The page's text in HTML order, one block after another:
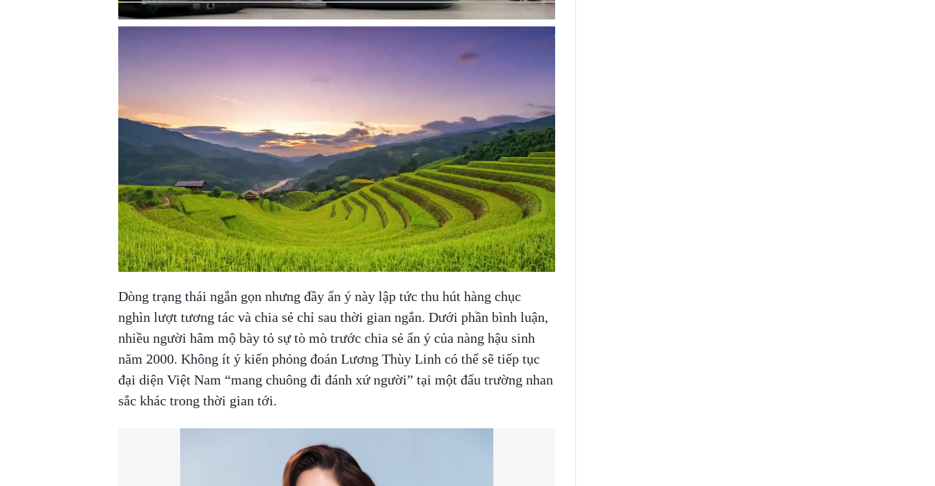
Dòng trạng thái ngắn gọn nhưng đầy ẩn ý này lập tức thu hút hàng chục
nghìn lượt tương tác và chia sẻ chỉ sau thời gian ngắn. Dưới phần bình luận,
nhiều người hâm mộ bày tỏ sự tò mò trước chia sẻ ẩn ý của nàng hậu sinh
năm 2000. Không ít ý kiến phỏng đoán Lương Thùy Linh có thể sẽ tiếp tục
đại diện Việt Nam “mang chuông đi đánh xứ người” tại một đấu trường nhan
sắc khác trong thời gian tới.